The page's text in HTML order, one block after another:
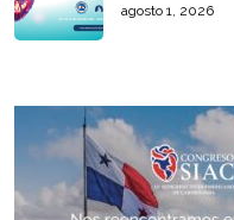
agosto 1, 2026